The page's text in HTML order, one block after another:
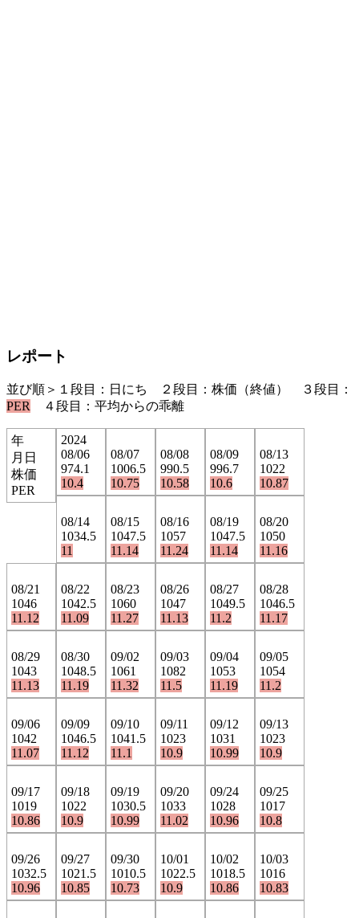
レポート
並び順＞１段目：日にち ２段目：株価（終値） ３段目：
PER
４段目：平均からの乖離
年
月日
株価
PER
2024
08/06
974.1
10.4
08/07
1006.5
10.75
08/08
990.5
10.58
08/09
996.7
10.6
08/13
1022
10.87
08/14
1034.5
11
08/15
1047.5
11.14
08/16
1057
11.24
08/19
1047.5
11.14
08/20
1050
11.16
08/21
1046
11.12
08/22
1042.5
11.09
08/23
1060
11.27
08/26
1047
11.13
08/27
1049.5
11.2
08/28
1046.5
11.17
08/29
1043
11.13
08/30
1048.5
11.19
09/02
1061
11.32
09/03
1082
11.5
09/04
1053
11.19
09/05
1054
11.2
09/06
1042
11.07
09/09
1046.5
11.12
09/10
1041.5
11.1
09/11
1023
10.9
09/12
1031
10.99
09/13
1023
10.9
09/17
1019
10.86
09/18
1022
10.9
09/19
1030.5
10.99
09/20
1033
11.02
09/24
1028
10.96
09/25
1017
10.8
09/26
1032.5
10.96
09/27
1021.5
10.85
09/30
1010.5
10.73
10/01
1022.5
10.9
10/02
1018.5
10.86
10/03
1016
10.83